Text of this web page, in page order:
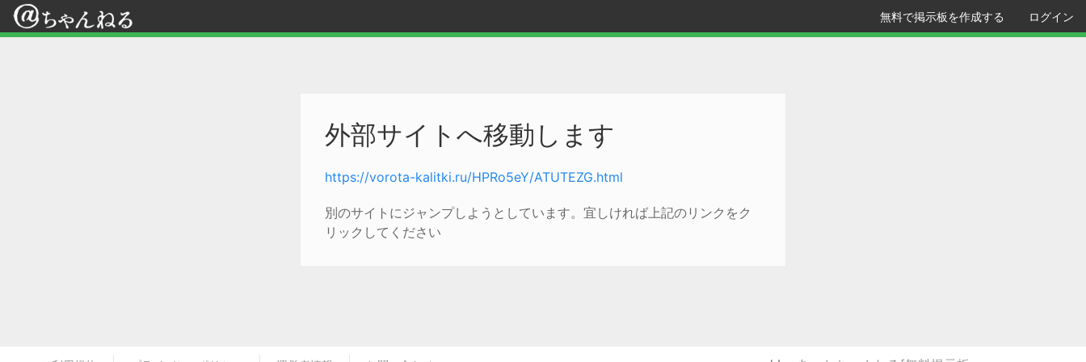
無料で掲示板を作成する ログイン
外部サイトへ移動します
https://vorota-kalitki.ru/HPRo5eY/ATUTEZG.html
別のサイトにジャンプしようとしています。宜しければ上記のリンクをク
リックしてください